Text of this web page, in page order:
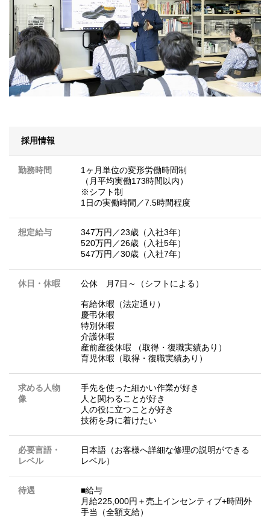
採用情報
勤務時間
1ヶ月単位の変形労働時間制
（月平均実働173時間以内）
※シフト制
1日の実働時間／7.5時間程度
想定給与
347万円／23歳（入社3年）
520万円／26歳（入社5年）
547万円／30歳（入社7年）
休日・休暇 公休 月7日～（シフトによる）
有給休暇（法定通り）
慶弔休暇
特別休暇
介護休暇
産前産後休暇 （取得・復職実績あり）
育児休暇（取得・復職実績あり）
求める人物
像
手先を使った細かい作業が好き
人と関わることが好き
人の役に立つことが好き
技術を身に着けたい
必要言語・
レベル
日本語（お客様へ詳細な修理の説明ができる
レベル）
待遇
■給与
月給225,000円＋売上インセンティブ+時間外
手当（全額支給）